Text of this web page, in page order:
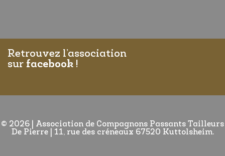
Retrouvez l’association
sur facebook !
© 2026
Association de Compagnons Passants Tailleurs
De Pierre | 11, rue des créneaux 67520 Kuttolsheim.